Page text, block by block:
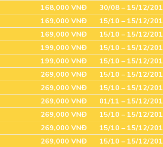
168,000 VNĐ
30/08 – 15/12/
169,000 VNĐ
15/10 – 15/12/
169,000 VNĐ
15/10 – 15/12/
199,000 VNĐ
15/10 – 15/12/
199,000 VNĐ
15/10 – 15/12/
269,000 VNĐ
15/10 – 15/12/
269,000 VNĐ
15/10 – 15/12/
269,000 VNĐ
01/11 – 15/12/
269,000 VNĐ
15/10 – 15/12/
269,000 VNĐ
15/10 – 15/12/
269,000 VNĐ
15/10 – 15/12/